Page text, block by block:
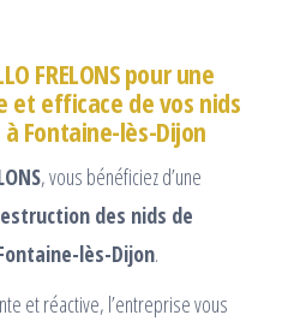
FRELONS pour une
et efficace de vos nids
Fontaine-lès-Dijon
, vous bénéficiez d’une
des nids de
lès-Dijon.
et réactive, l’entreprise vous